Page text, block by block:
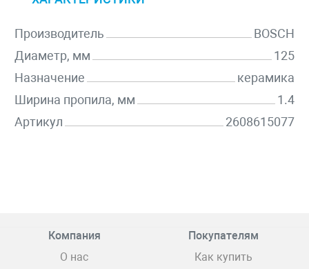
Производитель
BOSCH
Диаметр, мм
125
Назначение
керамика
Ширина пропила, мм
1.4
Артикул
2608615077
Компания
О нас
Покупателям
Как купить